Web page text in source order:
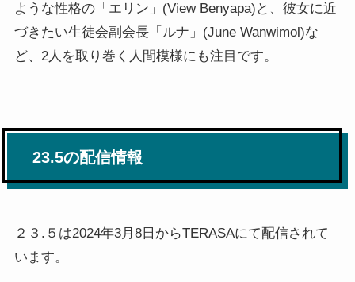
ような性格の「エリン」(View Benyapa)と、彼女に近
づきたい生徒会副会長「ルナ」(June Wanwimol)な
ど、2人を取り巻く人間模様にも注目です。
23.5の配信情報
２３.５は2024年3月8日からTERASAにて配信されて
います。